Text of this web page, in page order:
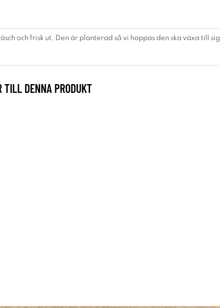
och frisk ut. Den är planterad så vi hoppas den ska växa till sig.
TILL DENNA PRODUKT